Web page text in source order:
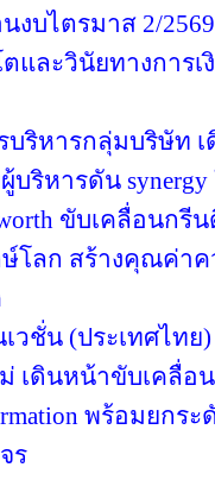
งบไตรมาส 2/
และวินัยทางการ
บริหารกลุ่มบริษัท
ริหารดัน synergy
ขับเคลื่อนก
โลก สร้างคุณค่า
ชั่น (ประเทศไทย)
เดินหน้าขับเคลื่อ
พร้อมย
ร